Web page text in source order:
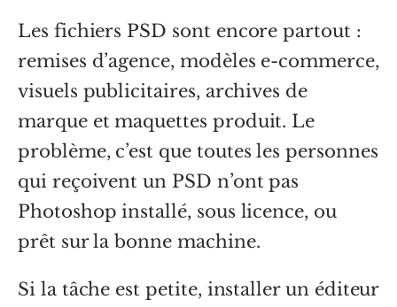
Les fichiers PSD sont encore partout :
remises d’agence, modèles e-commerce,
visuels publicitaires, archives de
marque et maquettes produit. Le
problème, c’est que toutes les personnes
qui reçoivent un PSD n’ont pas
Photoshop installé, sous licence, ou
prêt sur la bonne machine.
Si la tâche est petite, installer un éditeur